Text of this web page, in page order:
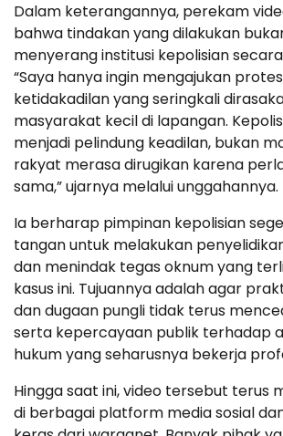
Dalam keterangannya, perekam
bahwa tindakan yang dilakukan
menyerang institusi kepolisian
“Saya hanya ingin mengajukan
ketidakadilan yang seringkali
masyarakat kecil di lapangan.
menjadi pelindung keadilan, bukan
rakyat merasa dirugikan karena
sama,” ujarnya melalui unggahannya.
Ia berharap pimpinan kepolisian
tangan untuk melakukan
dan menindak tegas oknum yang
kasus ini. Tujuannya adalah agar
dan dugaan pungli tidak terus
serta kepercayaan publik terhadap
hukum yang seharusnya bekerja
Hingga saat ini, video tersebut terus
di berbagai platform media sosial